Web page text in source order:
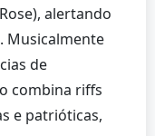
alertando
Musicalmente
de
combina riffs
e patrióticas,